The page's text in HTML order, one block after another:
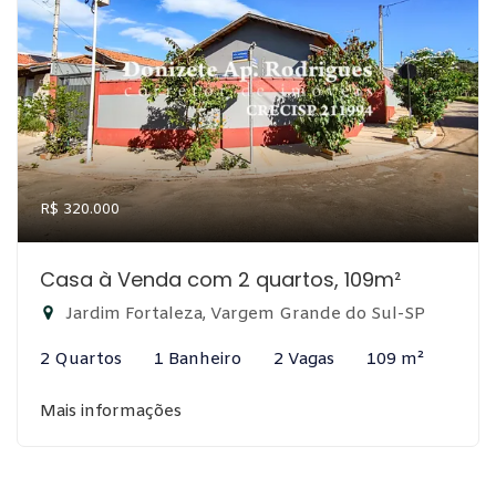
R$ 320.000
Casa à Venda com 2 quartos, 109m²
Jardim Fortaleza, Vargem Grande do Sul-SP
2 Quartos 1 Banheiro 2 Vagas 109 m²
Mais informações